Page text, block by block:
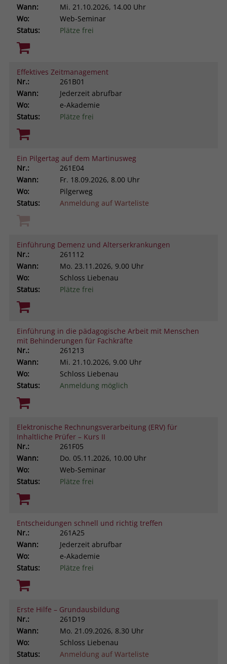
Wann: Mi. 21.10.2026, 14.00 Uhr
Wo:
Web-Seminar
Status:
Plätze frei
Effektives Zeitmanagement
Nr.:
261B01
Wann:
Jederzeit abrufbar
Wo:
e-Akademie
Status:
Plätze frei
Ein Pilgertag auf dem Martinusweg
Nr.:
261E04
Wann:
Fr. 18.09.2026, 8.00 Uhr
Wo:
Pilgerweg
Status:
Anmeldung auf Warteliste
Einführung Demenz und Alterserkrankungen
Nr.:
261112
Wann:
Mo. 23.11.2026, 9.00 Uhr
Wo:
Schloss Liebenau
Status:
Plätze frei
Einführung in die pädagogische Arbeit mit Menschen
mit Behinderungen für Fachkräfte
Nr.:
261213
Wann:
Mi. 21.10.2026, 9.00 Uhr
Wo:
Schloss Liebenau
Status:
Anmeldung möglich
Elektronische Rechnungsverarbeitung (ERV) für
Inhaltliche Prüfer – Kurs II
Nr.:
261F05
Wann:
Do. 05.11.2026, 10.00 Uhr
Wo:
Web-Seminar
Status:
Plätze frei
Entscheidungen schnell und richtig treffen
Nr.:
261A25
Wann:
Jederzeit abrufbar
Wo:
e-Akademie
Status:
Plätze frei
Erste Hilfe – Grundausbildung
Nr.:
261D19
Wann:
Mo. 21.09.2026, 8.30 Uhr
Wo:
Schloss Liebenau
Status:
Anmeldung auf Warteliste